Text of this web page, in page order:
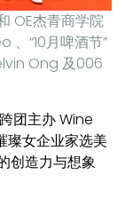
OE杰青商学院
“10月啤酒节”
Ong 及006
团主办 Wine
璨女企业家选美
创造力与想象